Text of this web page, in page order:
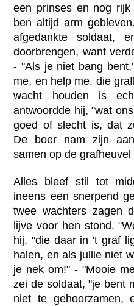
een prinses en nog
ben altijd arm
afgedankte soldaat,
doorbrengen, want
- "Als je niet bang
me, en help me, die
wacht houden is
antwoordde hij, "wat
goed of slecht is, dat
De boer nam zijn
samen op de grafheuvel
Alles bleef stil tot
ineens een snerpend
twee wachters zagen
lijve voor hen stond.
hij, "die daar in 't graf
halen, en als jullie niet
je nek om!" - "Mooie
zei de soldaat, "je bent
niet te